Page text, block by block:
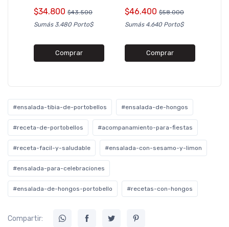
$34.800 $43.500
Sumás 3.480 Porto$
Comprar
$46.400 $58.000
Sumás 4.640 Porto$
Comprar
#ensalada-tibia-de-portobellos #ensalada-de-hongos
#receta-de-portobellos #acompanamiento-para-fiestas
#receta-facil-y-saludable #ensalada-con-sesamo-y-limon
#ensalada-para-celebraciones
#ensalada-de-hongos-portobello #recetas-con-hongos
Compartir: